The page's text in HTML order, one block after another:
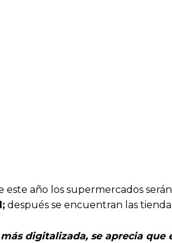
año los supermercados
después se encuentran las
digitalizada, se aprecia